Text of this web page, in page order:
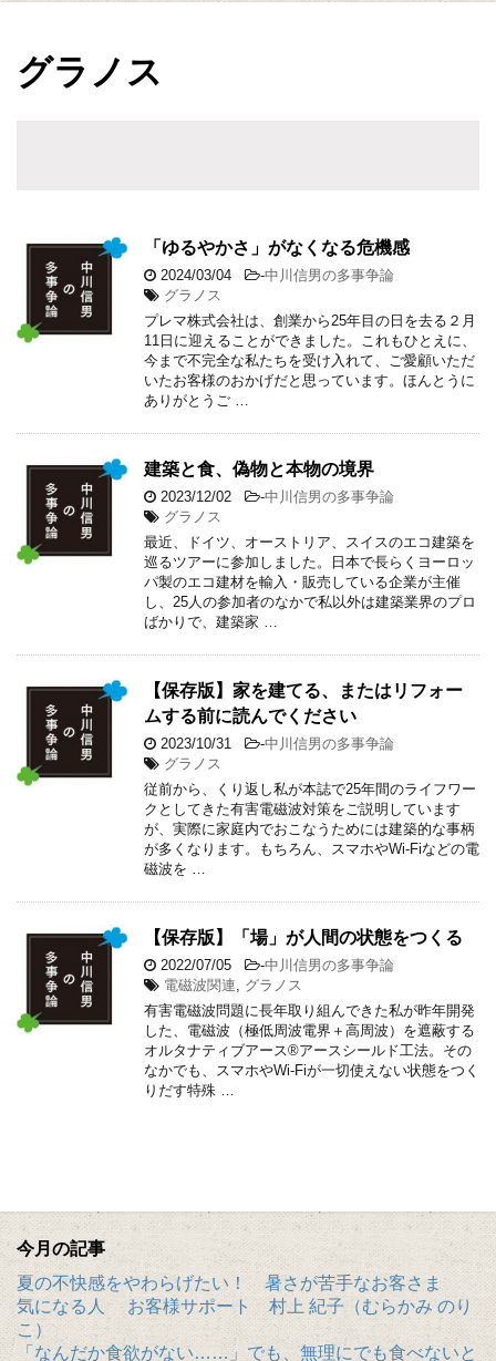
グラノス
「ゆるやかさ」がなくなる危機感
2024/03/04 -中川信男の多事争論
グラノス
プレマ株式会社は、創業から25年目の日を去る２月
11日に迎えることができました。これもひとえに、
今まで不完全な私たちを受け入れて、ご愛顧いただ
いたお客様のおかげだと思っています。ほんとうに
ありがとうご …
建築と食、偽物と本物の境界
2023/12/02 -中川信男の多事争論
グラノス
最近、ドイツ、オーストリア、スイスのエコ建築を
巡るツアーに参加しました。日本で長らくヨーロッ
パ製のエコ建材を輸入・販売している企業が主催
し、25人の参加者のなかで私以外は建築業界のプロ
ばかりで、建築家 …
【保存版】家を建てる、またはリフォー
ムする前に読んでください
2023/10/31 -中川信男の多事争論
グラノス
従前から、くり返し私が本誌で25年間のライフワー
クとしてきた有害電磁波対策をご説明しています
が、実際に家庭内でおこなうためには建築的な事柄
が多くなります。もちろん、スマホやW‌i-F‌iなどの電
磁波を …
【保存版】「場」が人間の状態をつくる
2022/07/05 -中川信男の多事争論
電磁波関連, グラノス
有害電磁波問題に長年取り組んできた私が昨年開発
した、電磁波（極低周波電界＋高周波）を遮蔽する
オルタナティブアース®アースシールド工法。その
なかでも、スマホやWi-Fiが一切使えない状態をつく
りだす特殊 …
今月の記事
夏の不快感をやわらげたい！ 暑さが苦手なお客さま
気になる人 お客様サポート 村上 紀子（むらかみ のり
こ）
「なんだか食欲がない……」でも、無理にでも食べないと